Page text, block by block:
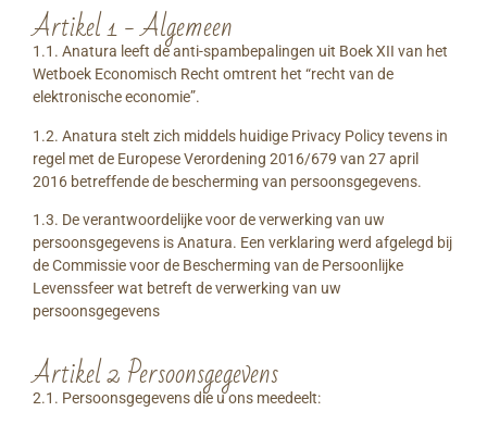
Artikel 1 - Algemeen
1.1. Anatura leeft de anti-spambepalingen uit Boek XII van het
Wetboek Economisch Recht omtrent het “recht van de
elektronische economie”.
1.2. Anatura stelt zich middels huidige Privacy Policy tevens in
regel met de Europese Verordening 2016/679 van 27 april
2016 betreffende de bescherming van persoonsgegevens.
1.3. De verantwoordelijke voor de verwerking van uw
persoonsgegevens is Anatura. Een verklaring werd afgelegd bij
de Commissie voor de Bescherming van de Persoonlijke
Levenssfeer wat betreft de verwerking van uw
persoonsgegevens
Artikel 2 Persoonsgegevens
2.1. Persoonsgegevens die u ons meedeelt: